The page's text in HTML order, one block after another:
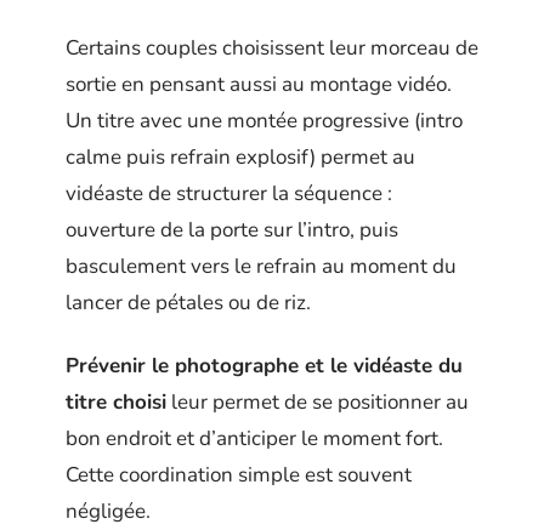
Certains couples choisissent leur morceau de
sortie en pensant aussi au montage vidéo.
Un titre avec une montée progressive (intro
calme puis refrain explosif) permet au
vidéaste de structurer la séquence :
ouverture de la porte sur l’intro, puis
basculement vers le refrain au moment du
lancer de pétales ou de riz.
Prévenir le photographe et le vidéaste du
titre choisi leur permet de se positionner au
bon endroit et d’anticiper le moment fort.
Cette coordination simple est souvent
négligée.